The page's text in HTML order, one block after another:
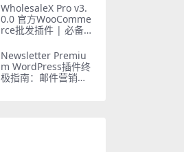
WholesaleX Pro v3.
0.0 官方WooComme
rce批发插件 | 必备
Newsletter Premiu
m WordPress插件终
极指南：邮件营销必